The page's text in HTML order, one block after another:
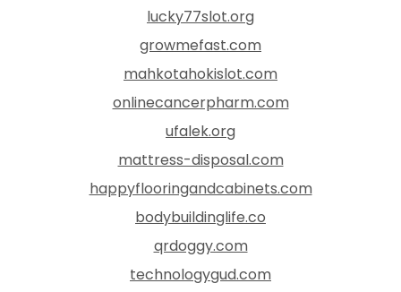
lucky77slot.org
growmefast.com
mahkotahokislot.com
onlinecancerpharm.com
ufalek.org
mattress-disposal.com
happyflooringandcabinets.com
bodybuildinglife.co
qrdoggy.com
technologygud.com